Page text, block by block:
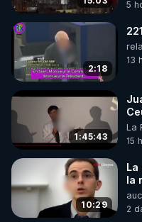
code : REGENERE10
▶ 30 jours gratuit sur
de bien-être ENVOL :
Rendez-vous sur
le code : REGENERE
5
2:18
13
1:45:43
La
15
10:29
La
la
2